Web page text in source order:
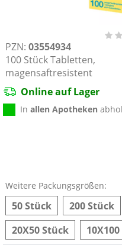
PZN: 03554934
100 Stück Tabletten,
magensaftresistent
Online auf Lager
Inallen Apotheken
Weitere Packungsgrößen:
50 Stück
200 Stück
20X50 Stück